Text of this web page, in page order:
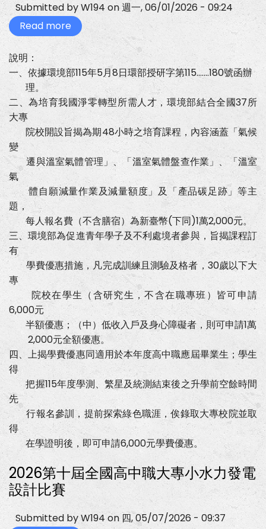
主
權
利
圖
作
競
賽
動」
Submitted byW194 on週一, 06/01/2026 - 09:24
Read more about
「淨
零
人
才
育
課
程」
說明：
一、依據環境部115年5月8日環部授研字第115.......180號函辦
理。
二、為培育我國淨零轉型所需人才，環境部結合全國37所
大專
院校開設旨揭為期48小時之培育課程，內容涵蓋「氣候
變
遷與溫室氣體管理」、「溫室氣體盤查作業」、「溫室
氣
體自願減量作業及減量額度」及「產品碳足跡」等主
題，
每人報名費（不含膳宿）為新臺幣(下同)1萬2,000元。
三、環境部為促進青年學子及不利處境者參與，旨揭課程訂
有
學費優惠措施，凡完成訓練且測驗及格者，30歲以下大
專
院校在學生（含研究生，不含在職專班）皆可申請
6,000元
半額優惠；（中）低收入戶及身心障礙者，則可申請1萬
2,000元全額優惠。
四、上揭學費優惠同適用於本年度高中職應屆畢業生；學生
得
把握115年度學測、繁星及統測結束後之升學前空餘時間
先
行報名參訓，提前探索綠色職涯，俟錄取大專校院並取
得
在學證明後，即可申請6,000元學費優惠。
2026第十屆全國高中職大專小水力發電
設計比賽
Submitted byW194on 四, 05/07/2026 - 09:37